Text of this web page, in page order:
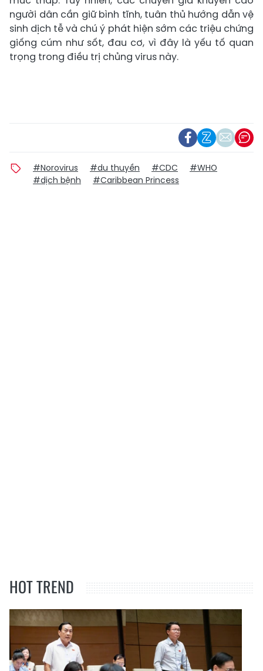
người dân cần giữ bình tĩnh, tuân thủ hướng dẫn vệ
sinh dịch tễ và chú ý phát hiện sớm các triệu chứng
giống cúm như sốt, đau cơ, vì đây là yếu tố quan
trọng trong điều trị chủng virus này.
#Norovirus #du thuyền #CDC
#WHO
#dịch bệnh
#Caribbean Princess
HOT TREND